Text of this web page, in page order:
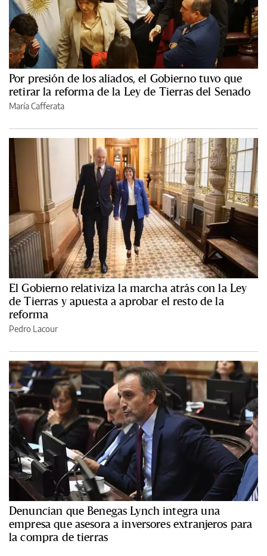
Por presión de los aliados, el Gobierno tuvo que
retirar la reforma de la Ley de Tierras del Senado
María Cafferata
El Gobierno relativiza la marcha atrás con la Ley
de Tierras y apuesta a aprobar el resto de la
reforma
Pedro Lacour
Denuncian que Benegas Lynch integra una
empresa que asesora a inversores extranjeros para
la compra de tierras